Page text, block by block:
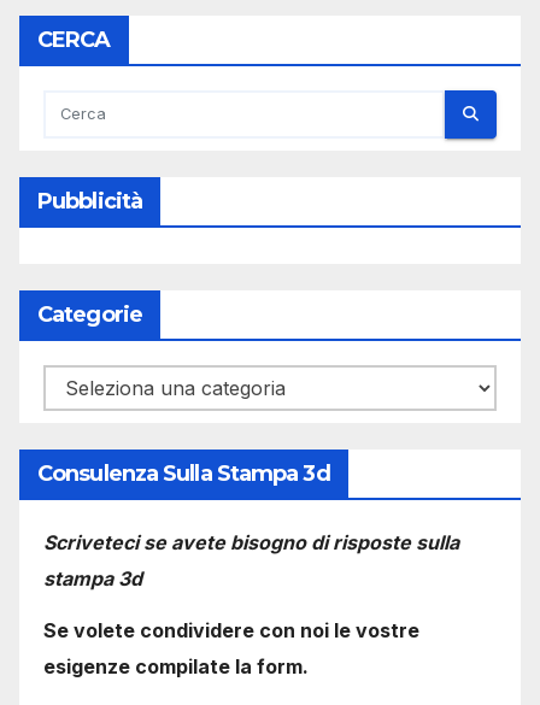
CERCA
Pubblicità
Categorie
Categorie
Consulenza Sulla Stampa 3d
Scriveteci se avete bisogno di risposte sulla
stampa 3d
Se volete condividere con noi le vostre
esigenze compilate la form.